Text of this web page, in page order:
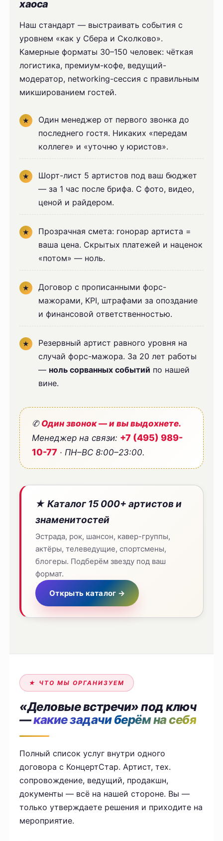
хаоса
Наш стандарт — выстраивать события с
уровнем «как у Сбера и Сколково».
Камерные форматы 30–150 человек: чёткая
логистика, премиум-кофе, ведущий-
модератор, networking-сессия с правильным
микшированием гостей.
Один менеджер от первого звонка до
последнего гостя. Никаких «передам
коллеге» и «уточню у юристов».
Шорт-лист 5 артистов под ваш бюджет
— за 1 час после брифа. С фото, видео,
ценой и райдером.
Прозрачная смета: гонорар артиста =
ваша цена. Скрытых платежей и наценок
«потом» — ноль.
Договор с прописанными форс-
мажорами, KPI, штрафами за опоздание
и финансовой ответственностью.
Резервный артист равного уровня на
случай форс-мажора. За 20 лет работы
— ноль сорванных событий по нашей
вине.
✆ Один звонок — и вы выдохнете.
Менеджер на связи: +7 (495) 989-
10-77 · ПН–ВС 8:00–23:00.
★ Каталог 15 000+ артистов и
знаменитостей
Эстрада, рок, шансон, кавер-группы,
актёры, телеведущие, спортсмены,
блогеры. Подберём звезду под ваш
формат.
Открыть каталог →
★ ЧТО МЫ ОРГАНИЗУЕМ
«Деловые встречи» под ключ
—какие задачи берём на себя
Полный список услуг внутри одного
договора с КонцертСтар. Артист, тех.
сопровождение, ведущий, продакшн,
документы — всё на нашей стороне. Вы —
только утверждаете решения и приходите на
мероприятие.